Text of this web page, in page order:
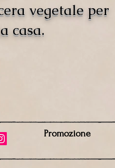
vegetale per
casa.
Promozione